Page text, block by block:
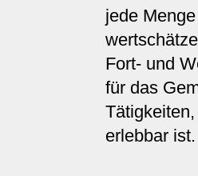
jede
Fort- und
für das
erlebbar ist.